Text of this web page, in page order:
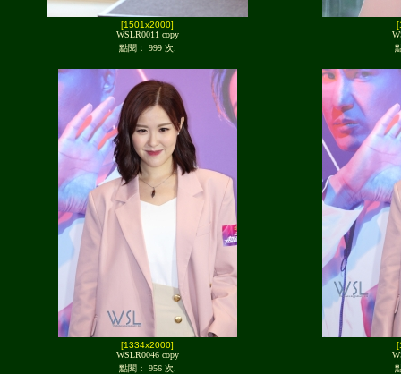
[1501x2000]
WSLR0011 copy
點閱： 999 次.
[1334x2000]
WSLR0046 copy
點閱： 956 次.